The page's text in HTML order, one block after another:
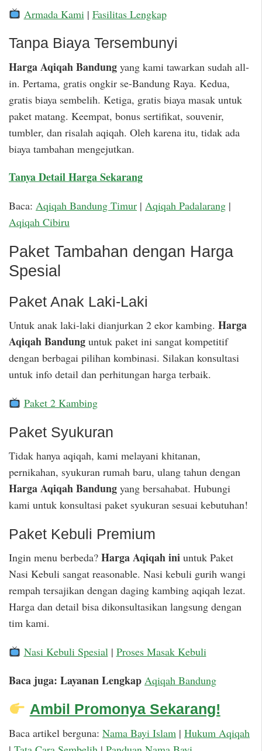
Armada Kami | Fasilitas Lengkap
Tanpa Biaya Tersembunyi
Harga Aqiqah Bandung yang kami tawarkan sudah all-
in. Pertama, gratis ongkir se-Bandung Raya. Kedua,
gratis biaya sembelih. Ketiga, gratis biaya masak untuk
paket matang. Keempat, bonus sertifikat, souvenir,
tumbler, dan risalah aqiqah. Oleh karena itu, tidak ada
biaya tambahan mengejutkan.
Tanya Detail Harga Sekarang
Baca: Aqiqah Bandung Timur | Aqiqah Padalarang |
Aqiqah Cibiru
Paket Tambahan dengan Harga
Spesial
Paket Anak Laki-Laki
Untuk anak laki-laki dianjurkan 2 ekor kambing. Harga
Aqiqah Bandung untuk paket ini sangat kompetitif
dengan berbagai pilihan kombinasi. Silakan konsultasi
untuk info detail dan perhitungan harga terbaik.
Paket 2 Kambing
Paket Syukuran
Tidak hanya aqiqah, kami melayani khitanan,
pernikahan, syukuran rumah baru, ulang tahun dengan
Harga Aqiqah Bandung yang bersahabat. Hubungi
kami untuk konsultasi paket syukuran sesuai kebutuhan!
Paket Kebuli Premium
Ingin menu berbeda? Harga Aqiqah ini untuk Paket
Nasi Kebuli sangat reasonable. Nasi kebuli gurih wangi
rempah tersajikan dengan daging kambing aqiqah lezat.
Harga dan detail bisa dikonsultasikan langsung dengan
tim kami.
Nasi Kebuli Spesial| Proses Masak Kebuli
Baca juga: Layanan Lengkap Aqiqah Bandung
Ambil Promonya Sekarang!
Baca artikel berguna: Nama Bayi Islam | Hukum Aqiqah